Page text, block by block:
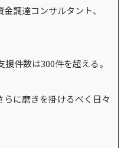
調達コンサルタント、
件数は300件を超える。
に磨きを掛けるべく日々